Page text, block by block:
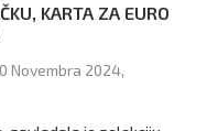
KARTA ZA EURO
Novembra 2024,